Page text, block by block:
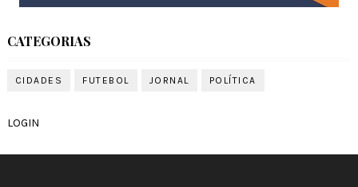
CATEGORIAS
CIDADES FUTEBOL JORNAL POLÍTICA
LOGIN